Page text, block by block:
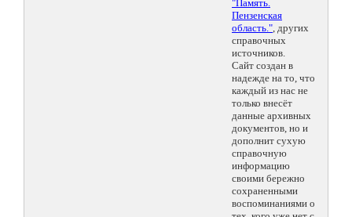
"Память.
Пензенская
область.", других
справочных
источников.
Сайт создан в
надежде на то, что
каждый из нас не
только внесёт
данные архивных
документов, но и
дополнит сухую
справочную
информацию
своими бережно
сохраненными
воспоминаниями о